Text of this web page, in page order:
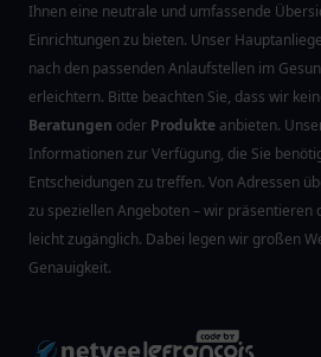
Ihnen eine neutrale und umfassende
Einrichtungen zu bieten. Unser
nach den passenden Anlaufstellen im
erleichtern. Bitte beachten Sie, dass wir
Beratungen oder Produkte anbieten.
Informationen zur Verfügung, die Sie
Entscheidungen zu treffen. Von Adressen
zu speziellen Angeboten – wir präsentieren
leicht zugänglich. Dabei legen wir großen
Genauigkeit.